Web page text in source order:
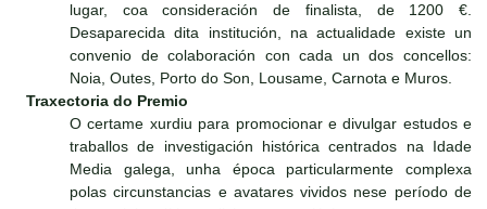
lugar, coa consideración de finalista, de 1200 €.
Desaparecida dita institución, na actualidade existe un
convenio de colaboración con cada un dos concellos:
Noia, Outes, Porto do Son, Lousame, Carnota e Muros.
Traxectoria do Premio
O certame xurdiu para promocionar e divulgar estudos e
traballos de investigación histórica centrados na Idade
Media galega, unha época particularmente complexa
polas circunstancias e avatares vividos nese período de